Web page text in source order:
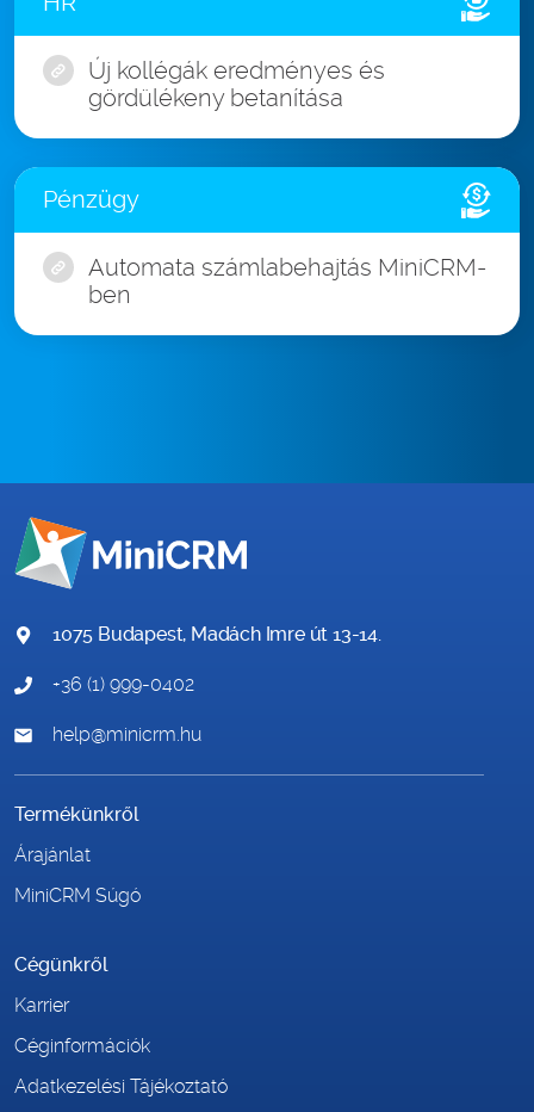
Új kollégák eredményes és
gördülékeny betanítása
Pénzügy
Automata számlabehajtás MiniCRM-
ben
1075 Budapest, Madách Imre út 13-14.
+36 (1) 999-0402
help@minicrm.hu
Termékünkről
Árajánlat
MiniCRM Súgó
Cégünkről
Karrier
Céginformációk
Adatkezelési Tájékoztató